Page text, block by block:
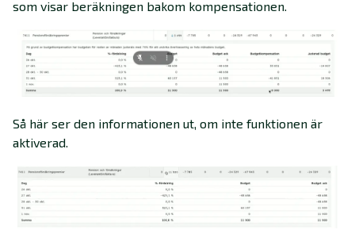
som visar beräkningen bakom kompensationen.
Så här ser den informationen ut, om inte funktionen är
aktiverad.